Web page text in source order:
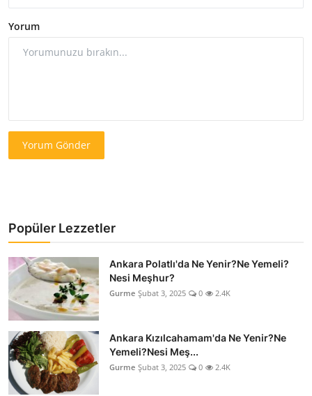
Yorum
Yorum Gönder
Popüler Lezzetler
Ankara Polatlı'da Ne Yenir?Ne Yemeli?
Nesi Meşhur?
Gurme Şubat 3, 2025 0 2.4K
Ankara Kızılcahamam'da Ne Yenir?Ne
Yemeli?Nesi Meş...
Gurme Şubat 3, 2025 0 2.4K